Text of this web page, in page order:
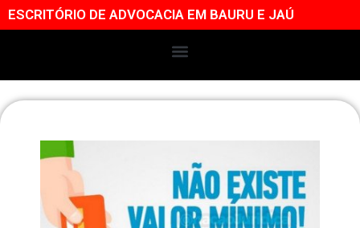
ESCRITÓRIO DE ADVOCACIA EM BAURU E JAÚ